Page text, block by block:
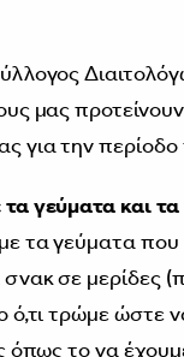
μας
για την περίοδο
γεύματα και
τα γεύματα
σε μερίδες
ό,τι τρώμε ώστε
όπως το να